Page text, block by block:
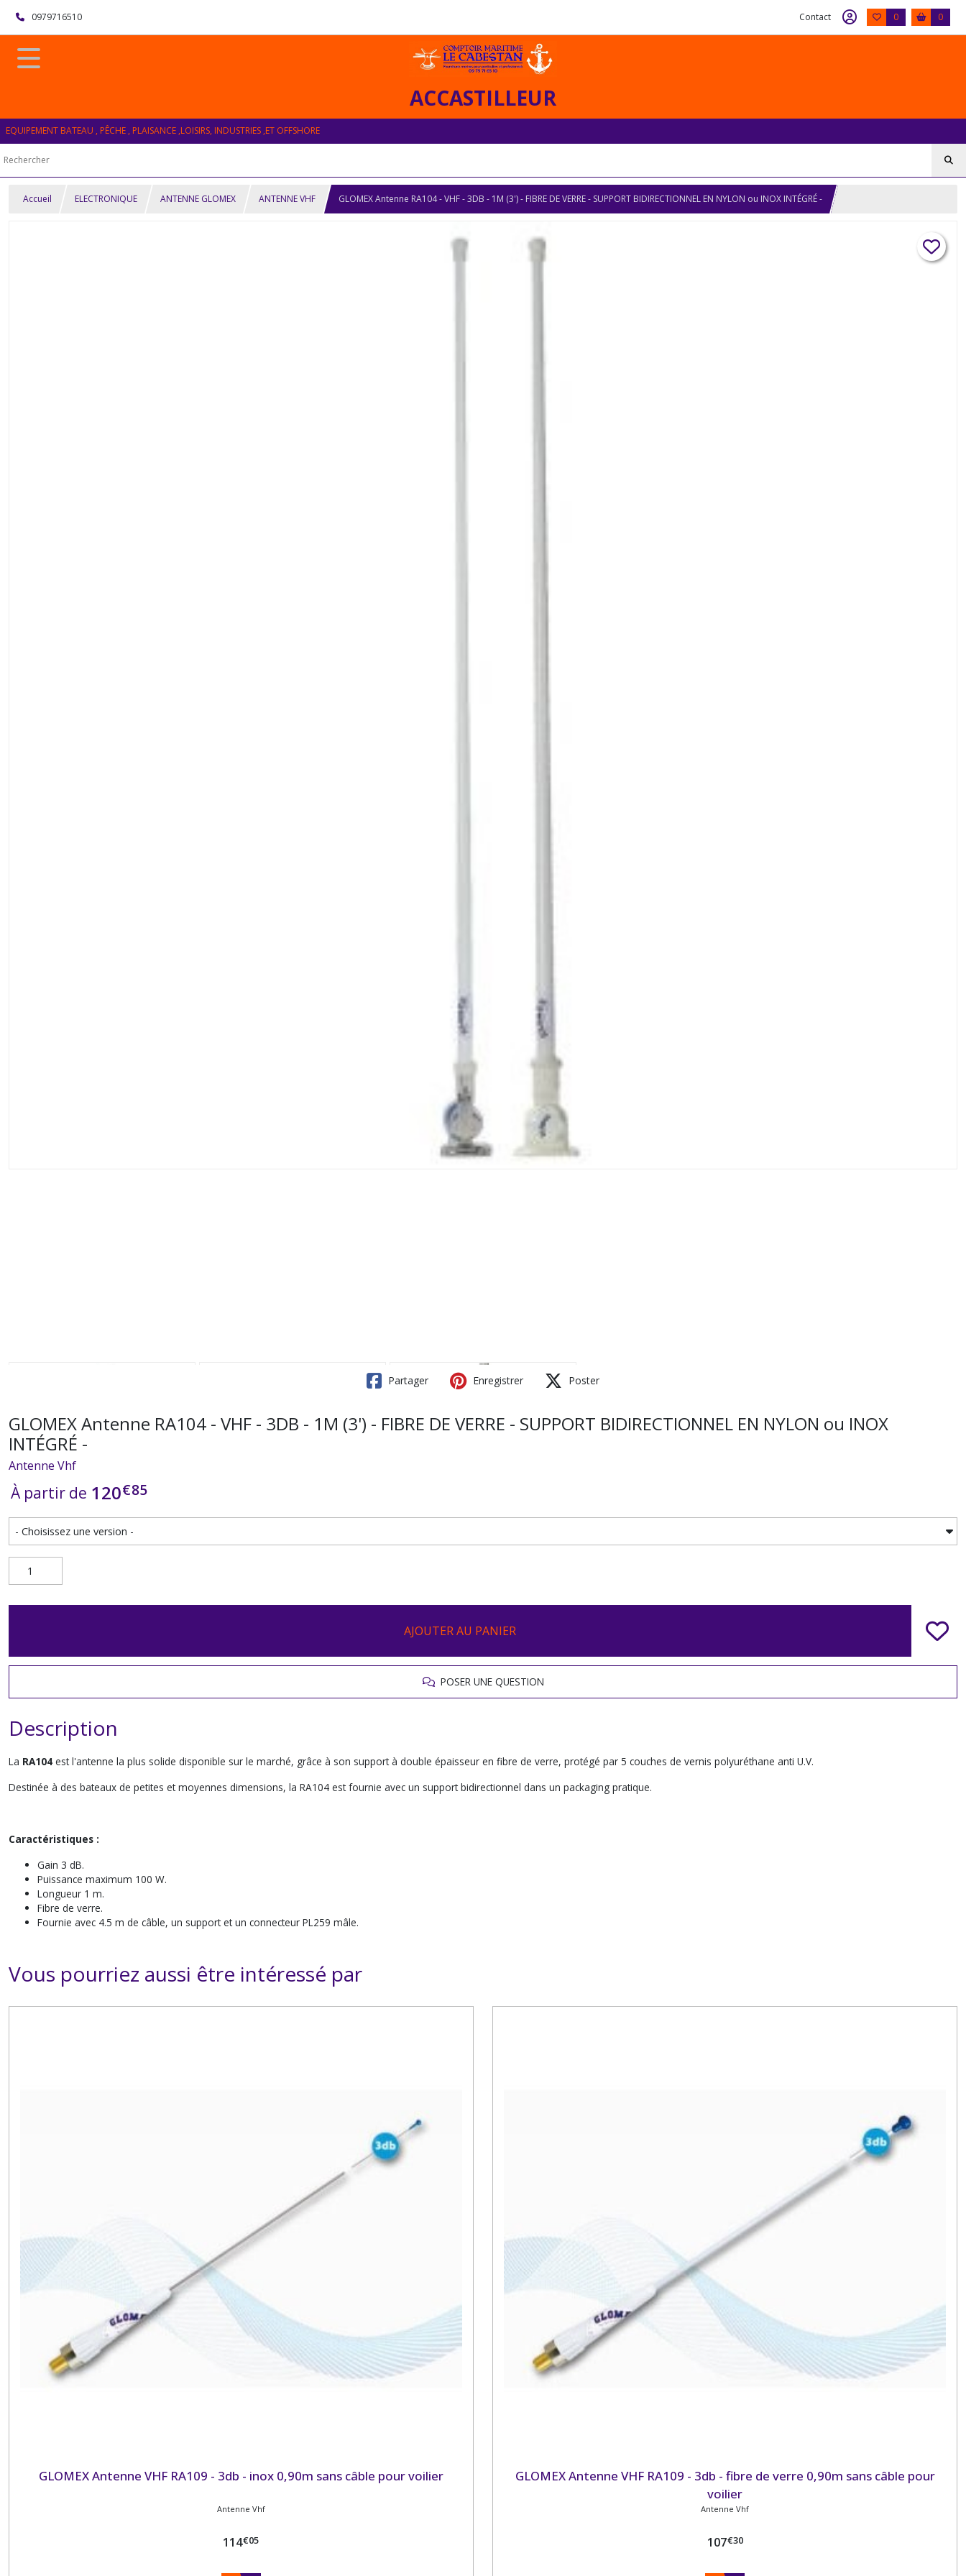
0979716510 Contact 0 0
ACCASTILLEUR
EQUIPEMENT BATEAU , PÊCHE , PLAISANCE ,LOISIRS, INDUSTRIES ,ET OFFSHORE
Accueil ELECTRONIQUE ANTENNE GLOMEX ANTENNE VHF GLOMEX Antenne RA104 - VHF - 3DB - 1M (3') - FIBRE DE VERRE - SUPPORT BIDIRECTIONNEL EN NYLON ou INOX INTÉGRÉ -
Partager Enregistrer Poster
GLOMEX Antenne RA104 - VHF - 3DB - 1M (3') - FIBRE DE VERRE - SUPPORT BIDIRECTIONNEL EN NYLON ou INOX
INTÉGRÉ -
Antenne Vhf
À partir de 120€85
AJOUTER AU PANIER
POSER UNE QUESTION
Description
La RA104 est l'antenne la plus solide disponible sur le marché, grâce à son support à double épaisseur en fibre de verre, protégé par 5 couches de vernis polyuréthane anti U.V.
Destinée à des bateaux de petites et moyennes dimensions, la RA104 est fournie avec un support bidirectionnel dans un packaging pratique.
Caractéristiques :
Gain 3 dB.
Puissance maximum 100 W.
Longueur 1 m.
Fibre de verre.
Fournie avec 4.5 m de câble, un support et un connecteur PL259 mâle.
Vous pourriez aussi être intéressé par
GLOMEX Antenne VHF RA109 - 3db - inox 0,90m sans câble pour voilier
Antenne Vhf
114€05
GLOMEX Antenne VHF RA109 - 3db - fibre de verre 0,90m sans câble pour
voilier
Antenne Vhf
107€30